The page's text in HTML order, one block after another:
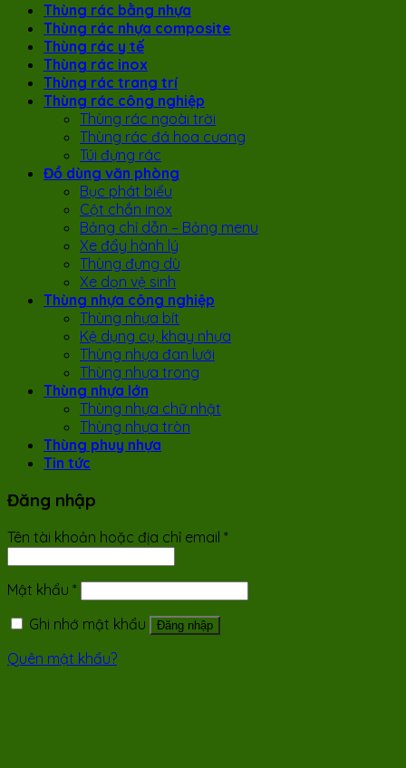
Thùng rác bằng nhựa
Thùng rác nhựa composite
Thùng rác y tế
Thùng rác inox
Thùng rác trang trí
Thùng rác công nghiệp
Thùng rác ngoài trời
Thùng rác đá hoa cương
Túi đựng rác
Đồ dùng văn phòng
Bục phát biểu
Cột chắn inox
Bảng chỉ dẫn – Bảng menu
Xe đẩy hành lý
Thùng đựng dù
Xe dọn vệ sinh
Thùng nhựa công nghiệp
Thùng nhựa bít
Kệ dụng cụ, khay nhựa
Thùng nhựa đan lưới
Thùng nhựa trong
Thùng nhựa lớn
Thùng nhựa chữ nhật
Thùng nhựa tròn
Thùng phuy nhựa
Tin tức
Đăng nhập
Tên tài khoản hoặc địa chỉ email *
Mật khẩu *
Ghi nhớ mật khẩu
Đăng nhập
Quên mật khẩu?